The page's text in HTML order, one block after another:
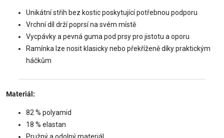
Unikátní střih bez kostic poskytující potřebnou podporu
Vrchní díl drží poprsí na svém místě
Vycpávky a pevná guma pod prsy pro jistotu a oporu
Ramínka lze nosit klasicky nebo překříženě díky praktickým
háčkům
Materiál:
82 % polyamid
18 % elastan
Pružný a odolný materiál